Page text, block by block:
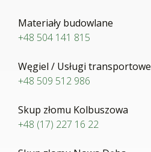
Materiały budowlane
+48 504 141 815
Węgiel / Usługi transportowe
+48 509 512 986
Skup złomu Kolbuszowa
+48 (17) 227 16 22